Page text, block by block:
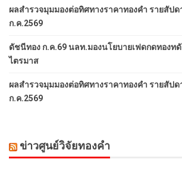
ผลสำรวจมุมมองต่อทิศทางราคาทองคำ รายสัป
ก.ค.2569
ดัชนีทอง ก.ค.69 นลท.มองนโยบายเฟดกดทองท
ไตรมาส
ผลสำรวจมุมมองต่อทิศทางราคาทองคำ รายสัป
ก.ค.2569
ข่าวศูนย์วิจัยทองคำ